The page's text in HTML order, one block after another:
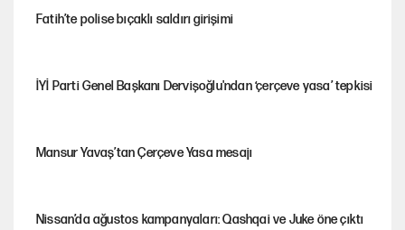
Fatih’te polise bıçaklı saldırı girişimi
İYİ Parti Genel Başkanı Dervişoğlu'ndan ‘çerçeve yasa’ tepkisi
Mansur Yavaş’tan Çerçeve Yasa mesajı
Nissan’da ağustos kampanyaları: Qashqai ve Juke öne çıktı